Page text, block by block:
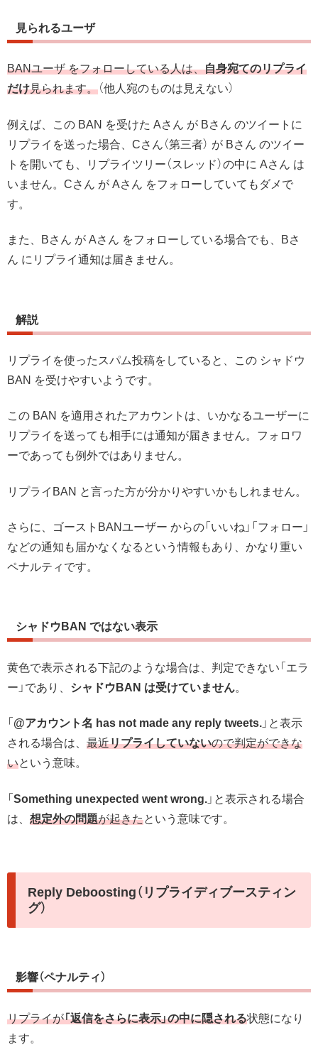
見られるユーザ
BANユーザ をフォローしている人は、自身宛てのリプライ
だけ見られます。（他人宛のものは見えない）
例えば、この BAN を受けた Aさん が Bさん のツイートに
リプライを送った場合、Cさん（第三者） が Bさん のツイー
トを開いても、リプライツリー（スレッド）の中に Aさん は
いません。Cさん が Aさん をフォローしていてもダメで
す。
また、Bさん が Aさん をフォローしている場合でも、Bさ
ん にリプライ通知は届きません。
解説
リプライを使ったスパム投稿をしていると、この シャドウ
BAN を受けやすいようです。
この BAN を適用されたアカウントは、いかなるユーザーに
リプライを送っても相手には通知が届きません。フォロワ
ーであっても例外ではありません。
リプライBAN と言った方が分かりやすいかもしれません。
さらに、ゴーストBANユーザー からの「いいね」「フォロー」
などの通知も届かなくなるという情報もあり、かなり重い
ペナルティです。
シャドウBAN ではない表示
黄色で表示される下記のような場合は、判定できない「エラ
ー」であり、 シャドウBAN は受けていません。
「 @アカウント名 has not made any reply tweets. 」と表示
される場合は、 最近リプライしていないので判定ができな
いという意味。
「 Something unexpected went wrong. 」と表示される場合
は、 想定外の問題が起きたという意味です。
Reply Deboosting（リプライディブースティン
グ）
影響（ペナルティ）
リプライが「返信をさらに表示」の中に隠される状態になり
ます。